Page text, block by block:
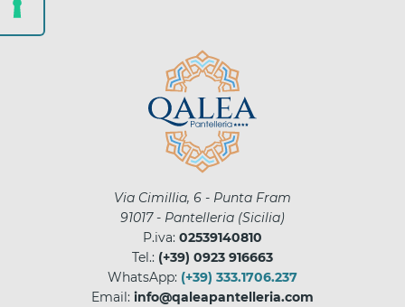
Via Cimillia, 6 - Punta Fram
91017- Pantelleria (Sicilia)
P.iva: 02539140810
Tel.: (+39) 0923 916663
WhatsApp: (+39) 333.1706.237
Email: info@qaleapantelleria.com